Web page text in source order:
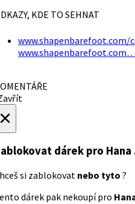
KDE TO SEHNAT
www.shapenbarefoot.com…
dárek pro
si zablokovat nebo tyto ?
dárek pak nekoupí pro